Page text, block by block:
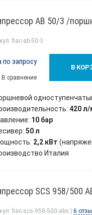
AB 50/3 /
fiac-ab-50-3
420 л/
10 бар
50 л
2,2 кВт
Италия
по запросу
В сравнение
В
SCS 958/500
fiac-scs-958-500-abs |6